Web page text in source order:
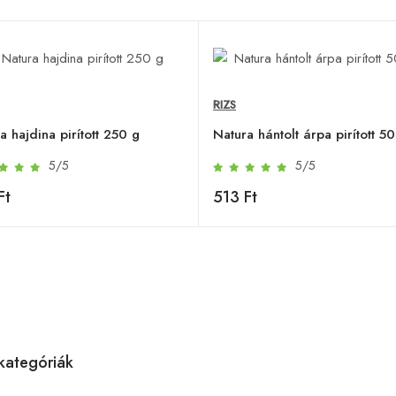
hajdina pirított 250 g
5/5
RIZS
Natura hántolt árpa pirított
5/5
513 Ft